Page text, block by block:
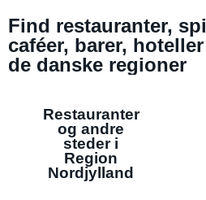
Find restauranter,
caféer, barer,
de danske regioner
Restauranter
og andre
steder i
Region
Nordjylland